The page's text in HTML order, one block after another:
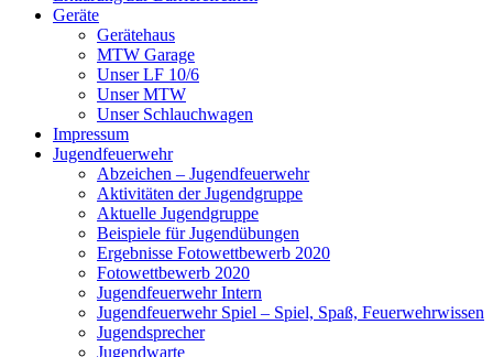
Geräte
Gerätehaus
MTW Garage
Unser LF 10/6
Unser MTW
Unser Schlauchwagen
Impressum
Jugendfeuerwehr
Abzeichen – Jugendfeuerwehr
Aktivitäten der Jugendgruppe
Aktuelle Jugendgruppe
Beispiele für Jugendübungen
Ergebnisse Fotowettbewerb 2020
Fotowettbewerb 2020
Jugendfeuerwehr Intern
Jugendfeuerwehr Spiel – Spiel, Spaß, Feuerwehrwissen
Jugendsprecher
Jugendwarte